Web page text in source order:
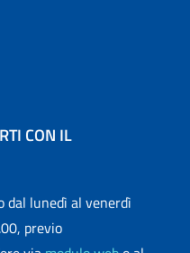
CON IL
dal lunedì al venerdì
previo